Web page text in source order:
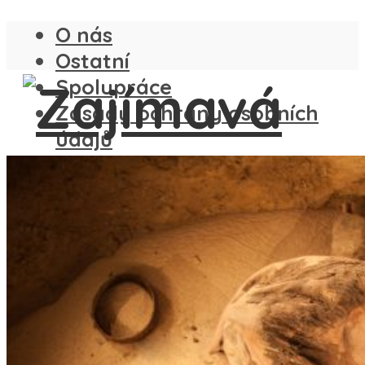
O nás
Ostatní
Spolupráce
Zásady ochrany osobních
údajů
ČESKO
SLOVENSKO
ANGLIE
FRANCIE